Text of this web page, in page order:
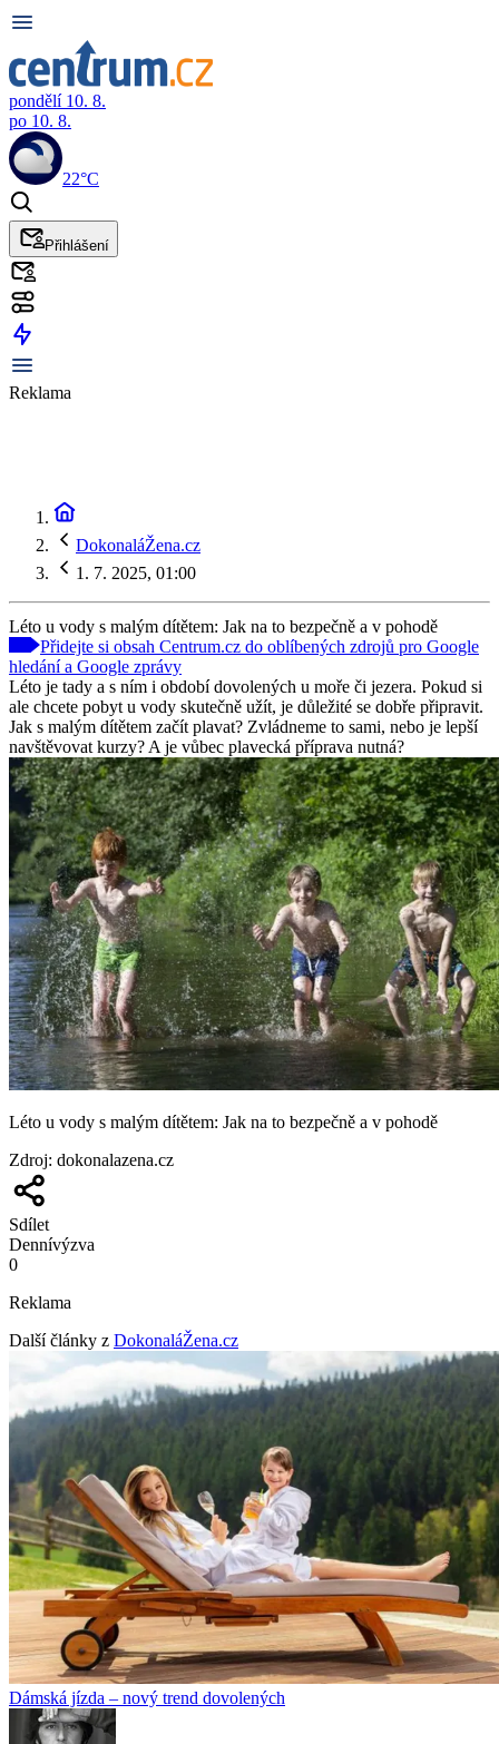
pondělí 10. 8.
po 10. 8.
22°C
Přihlášení
Reklama
DokonaláŽena.cz
1. 7. 2025, 01:00
Léto u vody s malým dítětem: Jak na to bezpečně a v pohodě
Přidejte si obsah Centrum.cz do oblíbených zdrojů pro Google
hledání a Google zprávy
Léto je tady a s ním i období dovolených u moře či jezera. Pokud si
ale chcete pobyt u vody skutečně užít, je důležité se dobře připravit.
Jak s malým dítětem začít plavat? Zvládneme to sami, nebo je lepší
navštěvovat kurzy? A je vůbec plavecká příprava nutná?
Léto u vody s malým dítětem: Jak na to bezpečně a v pohodě
Zdroj: dokonalazena.cz
Sdílet
Dennívýzva
0
Reklama
Další články z DokonaláŽena.cz
Dámská jízda – nový trend dovolených